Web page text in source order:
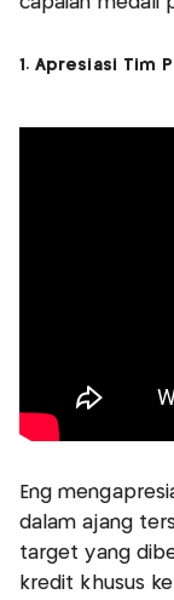
1. Apresiasi Tim
Eng
dalam ajang
target yang
kredit khusus